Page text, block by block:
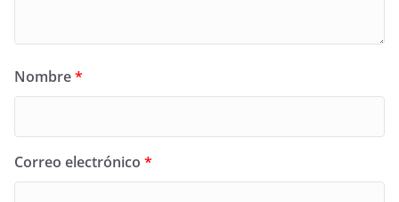
Nombre*
Correo electrónico *